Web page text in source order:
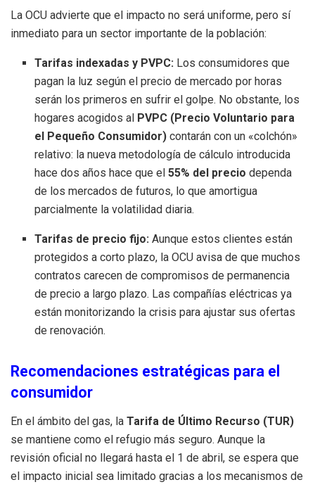
La OCU advierte que el impacto no será uniforme, pero sí
inmediato para un sector importante de la población:
Tarifas indexadas y PVPC: Los consumidores que
pagan la luz según el precio de mercado por horas
serán los primeros en sufrir el golpe. No obstante, los
hogares acogidos al PVPC (Precio Voluntario para
el Pequeño Consumidor) contarán con un «colchón»
relativo: la nueva metodología de cálculo introducida
hace dos años hace que el55% del precio dependa
de los mercados de futuros, lo que amortigua
parcialmente la volatilidad diaria.
Tarifas de precio fijo: Aunque estos clientes están
protegidos a corto plazo, la OCU avisa de que muchos
contratos carecen de compromisos de permanencia
de precio a largo plazo. Las compañías eléctricas ya
están monitorizando la crisis para ajustar sus ofertas
de renovación.
Recomendaciones estratégicas para el
consumidor
En el ámbito del gas, la Tarifa de Último Recurso (TUR)
se mantiene como el refugio más seguro. Aunque la
revisión oficial no llegará hasta el 1 de abril, se espera que
el impacto inicial sea limitado gracias a los mecanismos de